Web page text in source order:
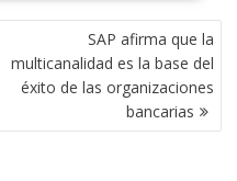
SAP afirma que la
multicanalidad es la base del
éxito de las organizaciones
bancarias